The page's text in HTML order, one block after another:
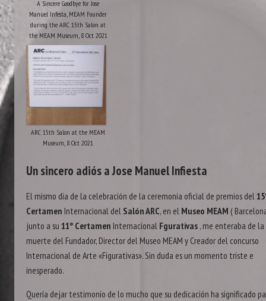
A Sincere Goodbye for Jose
Manuel Infesta, MEAM Founder
during the ARC 15th Salon at
the MEAM Museum, 8 Oct 2021
ARC 15th Salon at the MEAM
Museum, 8 Oct 2021
Un sincero adiós a Jose Manuel Infiesta
El mismo dia de la celebración de la ceremonia oficial de premios del
Certamen Internacional del Salón ARC, en el Museo MEAM (
junto a su 11º Certamen Internacional Fgurativas , me enteraba de la
muerte del Fundador, Director del Museo MEAM y Creador del concurso
Internacional de Arte «Figurativas». Sin duda es un momento triste e
inesperado.
Quería dejar testimonio de lo mucho que su dedicación ha significado